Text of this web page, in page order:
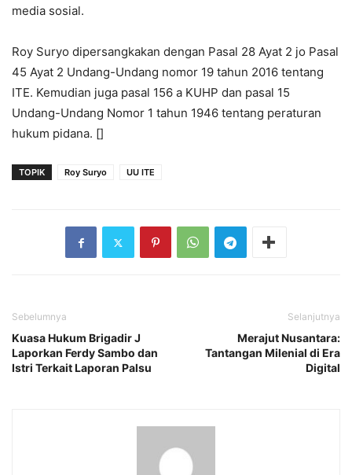
media sosial.
Roy Suryo dipersangkakan dengan Pasal 28 Ayat 2 jo Pasal
45 Ayat 2 Undang-Undang nomor 19 tahun 2016 tentang
ITE. Kemudian juga pasal 156 a KUHP dan pasal 15
Undang-Undang Nomor 1 tahun 1946 tentang peraturan
hukum pidana. []
TOPIK Roy Suryo UU ITE
Sebelumnya
Kuasa Hukum Brigadir J
Laporkan Ferdy Sambo dan
Istri Terkait Laporan Palsu
Selanjutnya
Merajut Nusantara:
Tantangan Milenial di Era
Digital